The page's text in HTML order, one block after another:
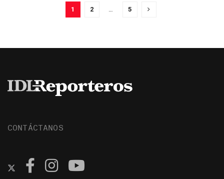
1 2 5
CONTÁCTANOS